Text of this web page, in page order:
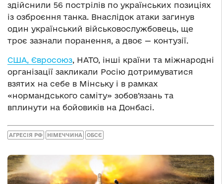
здійснили 56 пострілів по українських позиціях
із озброєння танка. Внаслідок атаки загинув
один український військовослужбовець, ще
троє зазнали поранення, а двоє — контузії.
США, Євросоюз, НАТО, інші країни та міжнародні
організації закликали Росію дотримуватися
взятих на себе в Мінську і в рамках
«нормандського саміту» зобов’язань та
вплинути на бойовиків на Донбасі.
АГРЕСІЯ РФ НІМЕЧЧИНА ОБСЄ